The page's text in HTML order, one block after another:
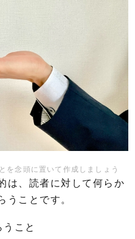
を念頭に置いて作成しましょう
は、読者に対して何らか
ことです。
こと